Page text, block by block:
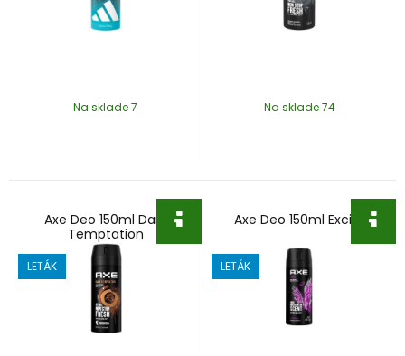
Na sklade 7 Na sklade 74
Axe Deo 150ml Dark
Temptation
LETÁK
Axe Deo 150ml Excite
LETÁK